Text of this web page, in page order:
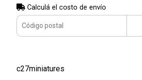
Calculá el costo de envío
c27miniatures